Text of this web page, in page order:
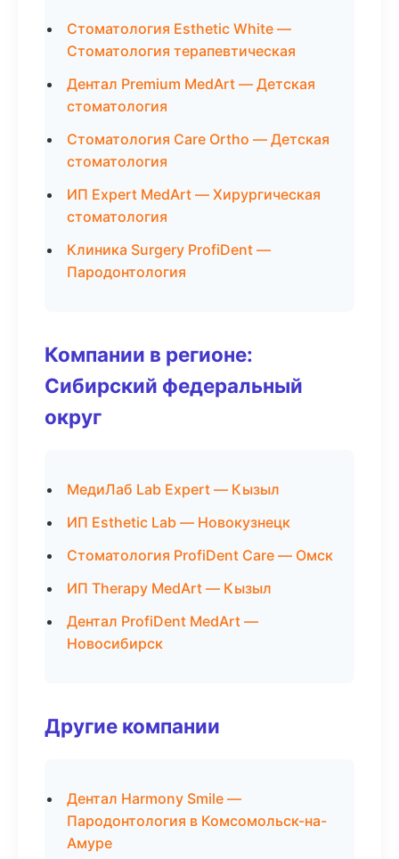
Стоматология Esthetic White —
Стоматология терапевтическая
Дентал Premium MedArt — Детская
стоматология
Стоматология Care Ortho — Детская
стоматология
ИП Expert MedArt — Хирургическая
стоматология
Клиника Surgery ProfiDent —
Пародонтология
Компании в регионе:
Сибирский федеральный
округ
МедиЛаб Lab Expert — Кызыл
ИП Esthetic Lab — Новокузнецк
Стоматология ProfiDent Care — Омск
ИП Therapy MedArt — Кызыл
Дентал ProfiDent MedArt —
Новосибирск
Другие компании
Дентал Harmony Smile —
Пародонтология в Комсомольск-на-
Амуре